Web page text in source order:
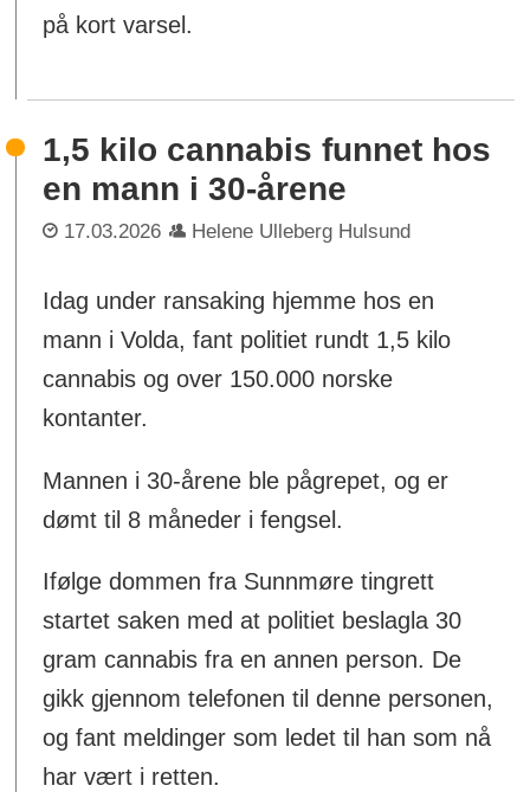
på kort varsel.
1,5 kilo cannabis funnet hos
en mann i 30-årene
17.03.2026 Helene Ulleberg Hulsund
Idag under ransaking hjemme hos en
mann i Volda, fant politiet rundt 1,5 kilo
cannabis og over 150.000 norske
kontanter.
Mannen i 30-årene ble pågrepet, og er
dømt til 8 måneder i fengsel.
Ifølge dommen fra Sunnmøre tingrett
startet saken med at politiet beslagla 30
gram cannabis fra en annen person. De
gikk gjennom telefonen til denne personen,
og fant meldinger som ledet til han som nå
har vært i retten.